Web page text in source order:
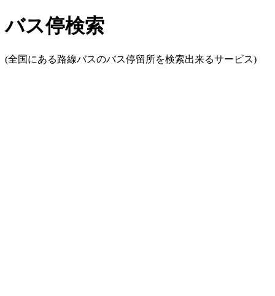
バス停検索
(全国にある路線バスのバス停留所を検索出来るサービス)